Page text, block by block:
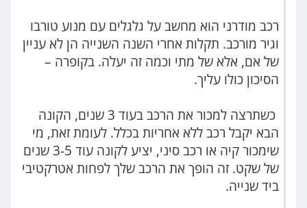
רכב מודרני הוא מחשב על גלגלים עם מנוע טורבו
וגיר מורכב. תקלות אחרי השנה השנייה הן לא עניין
של אם, אלא של מתי וכמה זה יעלה. בקופרה –
הסיכון כולו עליך.
כשתרצה למכור את הרכב בעוד 3 שנים, הקונה
הבא יקבל רכב ללא אחריות בכלל. לעומת זאת, מי
שימכור קיה או רכב סיני, יציע לקונה עוד 3-5 שנים
של שקט. זה הופך את הרכב שלך לפחות אטרקטיבי
ביד שנייה.